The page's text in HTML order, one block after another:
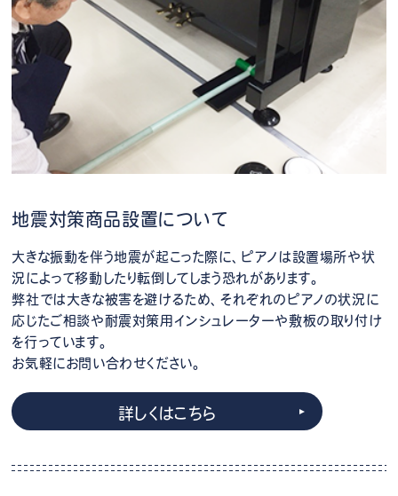
地震対策商品設置について
大きな振動を伴う地震が起こった際に、ピアノは設置場所や状
況によって移動したり転倒してしまう恐れがあります。
弊社では大きな被害を避けるため、それぞれのピアノの状況に
応じたご相談や耐震対策用インシュレーターや敷板の取り付け
を行っています。
お気軽にお問い合わせください。
詳しくはこちら